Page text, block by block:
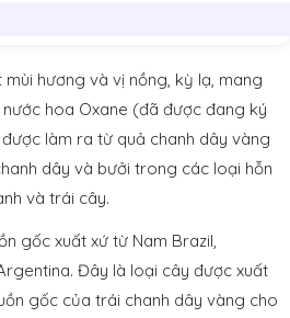
hương và vị nồng, kỳ lạ, mang
hoa Oxane (đã được đang ký
làm ra từ quả chanh dây vàng
dây và bưởi trong các loại hỗn
và trái cây.
gốc xuất xứ từ Nam Brazil,
Đây là loại cây được xuất
gốc của trái chanh dây vàng cho